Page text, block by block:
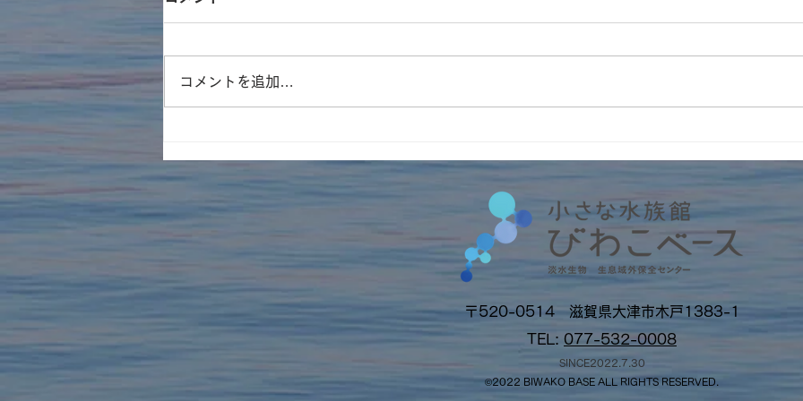
8月の開館日
コメントを追加…
〒520-0514 滋賀県大津市木戸1383-1
TEL: 077-532-0008
SINCE2022.7.30
©2022 BI WAKO BASE ALL RIGHTS RESERVED.